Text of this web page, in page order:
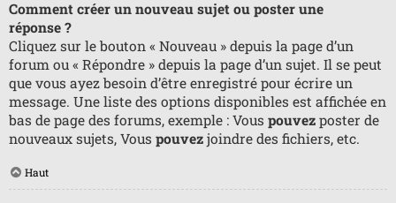
Comment créer un nouveau sujet ou poster une
réponse ?
Cliquez sur le bouton « Nouveau » depuis la page d’un
forum ou « Répondre » depuis la page d’un sujet. Il se peut
que vous ayez besoin d’être enregistré pour écrire un
message. Une liste des options disponibles est affichée en
bas de page des forums, exemple : Vous pouvez poster de
nouveaux sujets, Vous pouvez joindre des fichiers, etc.
Haut